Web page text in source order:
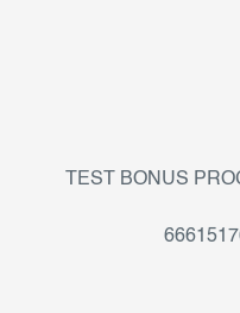
TEST BONUS